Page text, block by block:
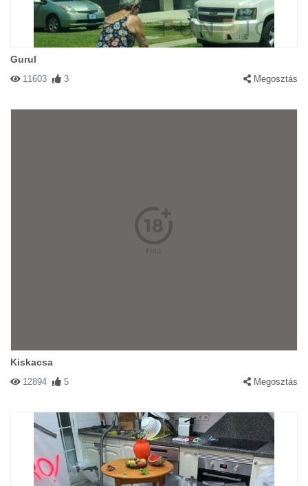
Gurul
11603 3 Megosztás
Kiskacsa
12894 5 Megosztás